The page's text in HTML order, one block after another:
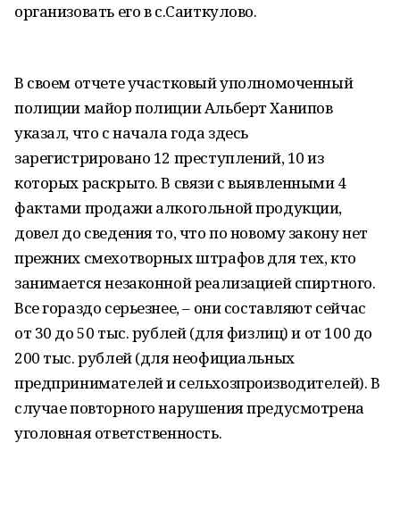
организовать его в с.Саиткулово.
В своем отчете участковый уполномоченный
полиции майор полиции Альберт Ханипов
указал, что с начала года здесь
зарегистрировано 12 преступлений, 10 из
которых раскрыто. В связи с выявленными 4
фактами продажи алкогольной продукции,
довел до сведения то, что по новому закону нет
прежних смехотворных штрафов для тех, кто
занимается незаконной реализацией спиртного.
Все гораздо серьезнее, – они составляют сейчас
от 30 до 50 тыс. рублей (для физлиц) и от 100 до
200 тыс. рублей (для неофициальных
предпринимателей и сельхозпроизводителей). В
случае повторного нарушения предусмотрена
уголовная ответственность.